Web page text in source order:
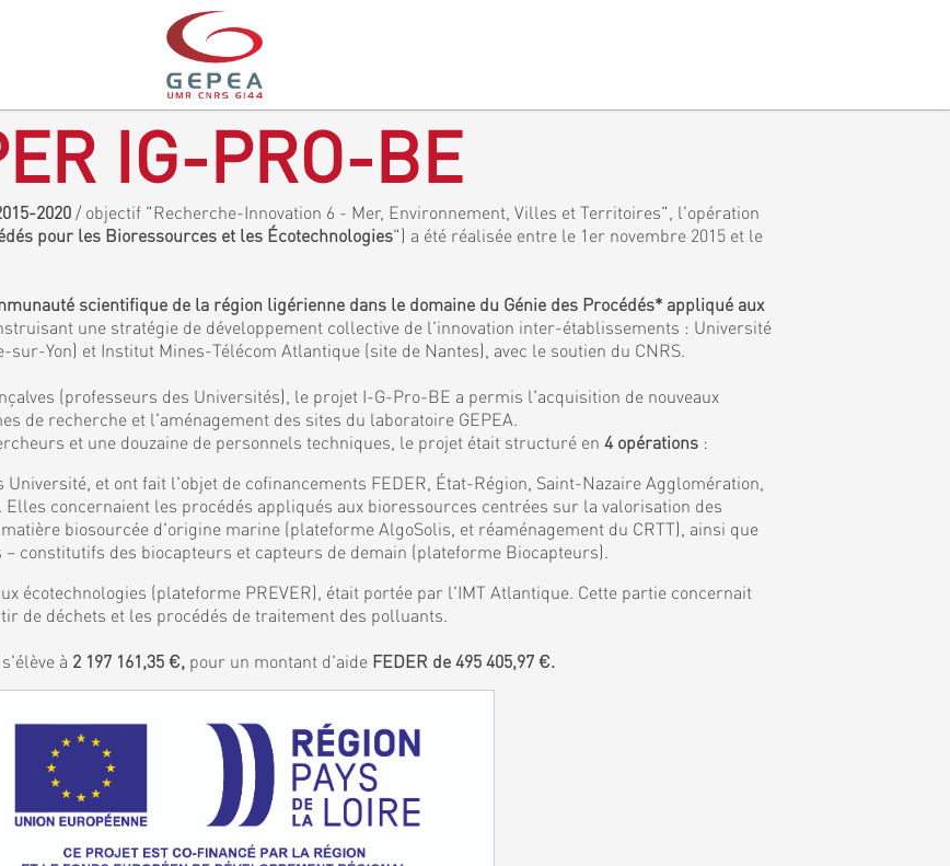
IG-PRO-BE
2020 / objectif "Recherche-Innovation 6 - Mer, Environnement, Villes et Territoires", l'opération
pour les Bioressources et les Écotechnologies") a été réalisée entre le 1er novembre 2015 et le
scientifique de la région ligérienne dans le domaine du Génie des Procédés* appliqué aux
une stratégie de développement collective de l'innovation inter-établissements : Université
sur-Yon) et Institut Mines-Télécom Atlantique (site de Nantes), avec le soutien du CNRS.
(professeurs des Universités), le projet I-G-Pro-BE a permis l'acquisition de nouveaux
de recherche et l'aménagement des sites du laboratoire GEPEA.
et une douzaine de personnels techniques, le projet était structuré en 4 opérations :
et ont fait l'objet de cofinancements FEDER, État-Région, Saint-Nazaire Agglomération,
concernaient les procédés appliqués aux bioressources centrées sur la valorisation des
biosourcée d'origine marine (plateforme AlgoSolis, et réaménagement du CRTT), ainsi que
constitutifs des biocapteurs et capteurs de demain (plateforme Biocapteurs).
écotechnologies (plateforme PREVER), était portée par l'IMT Atlantique. Cette partie concernait
de déchets et les procédés de traitement des polluants.
s'élève à 2 197 161,35 €, pour un montant d'aide FEDER de 495 405,97 €.